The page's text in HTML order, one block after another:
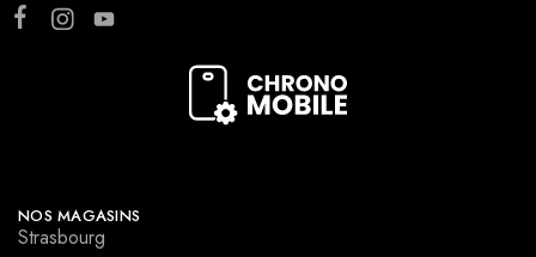
NOS MAGASINS
Strasbourg